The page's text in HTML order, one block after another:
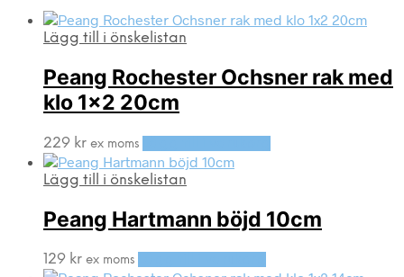
Lägg till i önskelistan
Peang Rochester Ochsner rak med
klo 1×2 20cm
229 kr ex moms
Lägg till i önskelistan
Peang Hartmann böjd 10cm
129 kr ex moms